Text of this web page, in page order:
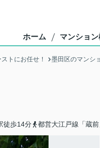
ホーム マンショ
トにお任せ！ 墨田区のマンシ
徒歩14分 都営大江戸線「蔵